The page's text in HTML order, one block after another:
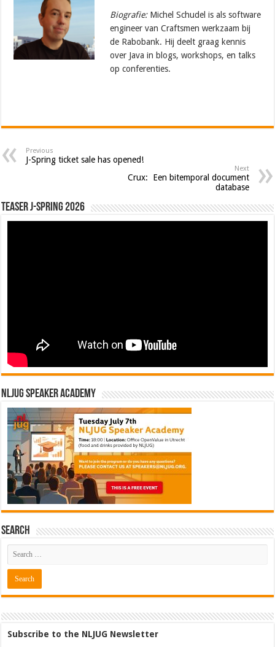
Biografie:Michel Schudel is als software
engineer van Craftsmen werkzaam bij
de Rabobank. Hij deelt graag kennis
over Java in blogs, workshops, en talks
op conferenties.
Previous
J-Spring ticket sale has opened!
Next
Crux: Een bitemporal document
database
Teaser J-Spring 2026
NLJUG Speaker Academy
Search
Subscribe to the NLJUG Newsletter